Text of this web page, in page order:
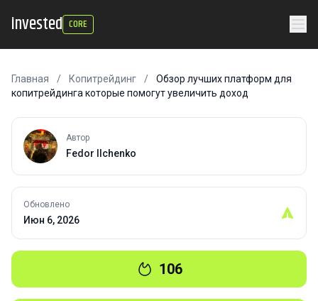
invested CORE
Главная / Копитрейдинг /
Обзор лучших платформ для
копитрейдинга которые помогут увеличить доход
Автор
Fedor Ilchenko
Обновлено
Июн 6, 2026
106